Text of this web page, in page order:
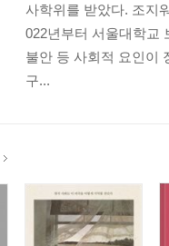
사학위를 받았다. 조지
022년부터 서울대학교
불안 등 사회적 요인이
구...